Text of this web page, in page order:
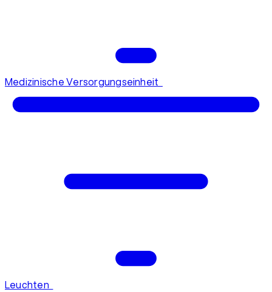
Medizinische Versorgungseinheit
Leuchten